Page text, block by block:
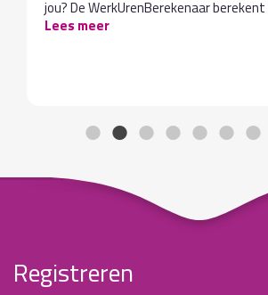
jou? De WerkUrenBerekenaar
Lees meer
Registreren